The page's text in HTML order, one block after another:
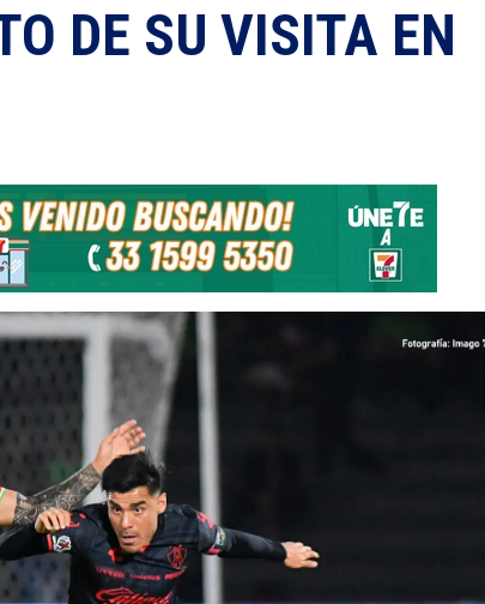
DE SU VISITA EN